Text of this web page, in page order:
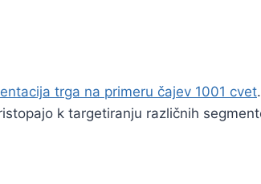
trga na primeru čajev 1001 cvet
k targetiranju različnih